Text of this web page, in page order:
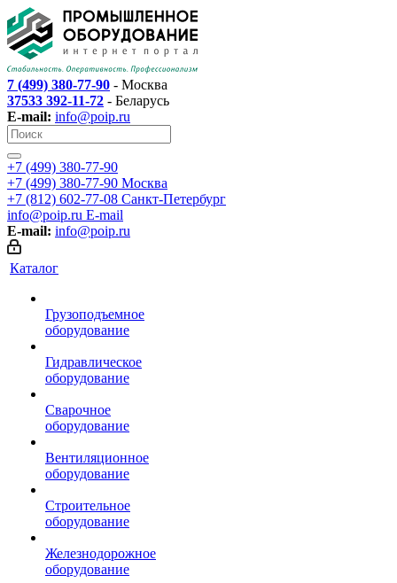
7 (499) 380-77-90 - Москва
37533 392-11-72 - Беларусь
E-mail: info@poip.ru
+7 (499) 380-77-90
+7 (499) 380-77-90 Москва
+7 (812) 602-77-08 Санкт-Петербург
info@poip.ru E-mail
E-mail: info@poip.ru
Каталог
Грузоподъемное
оборудование
Гидравлическое
оборудование
Сварочное
оборудование
Вентиляционное
оборудование
Строительное
оборудование
Железнодорожное
оборудование